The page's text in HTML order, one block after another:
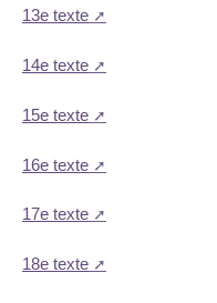
13e texte
14e texte
15e texte
16e texte
17e texte
18e texte